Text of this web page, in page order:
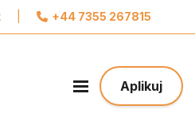
x
wysyłać spamu.
do kontaktu żebyśmy
odnośnie Twojej
+44 7355 267815
Aplikuj